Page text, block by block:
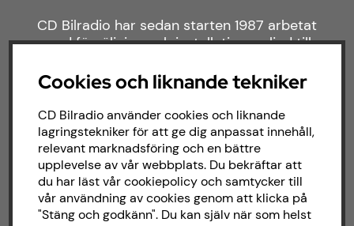
CD Bilradio har sedan starten 1987 arbetat
med försäljning och installation av ljud till
brett sortiment av billjud till alla typer av
bilmärken och behov.
Cookies och liknande tekniker
CD Bilradio använder cookies och liknande
lagringstekniker för att ge dig anpassat innehåll,
relevant marknadsföring och en bättre
upplevelse av vår webbplats. Du bekräftar att
du har läst vår cookiepolicy och samtycker till
vår användning av cookies genom att klicka på
"Stäng och godkänn". Du kan själv när som helst